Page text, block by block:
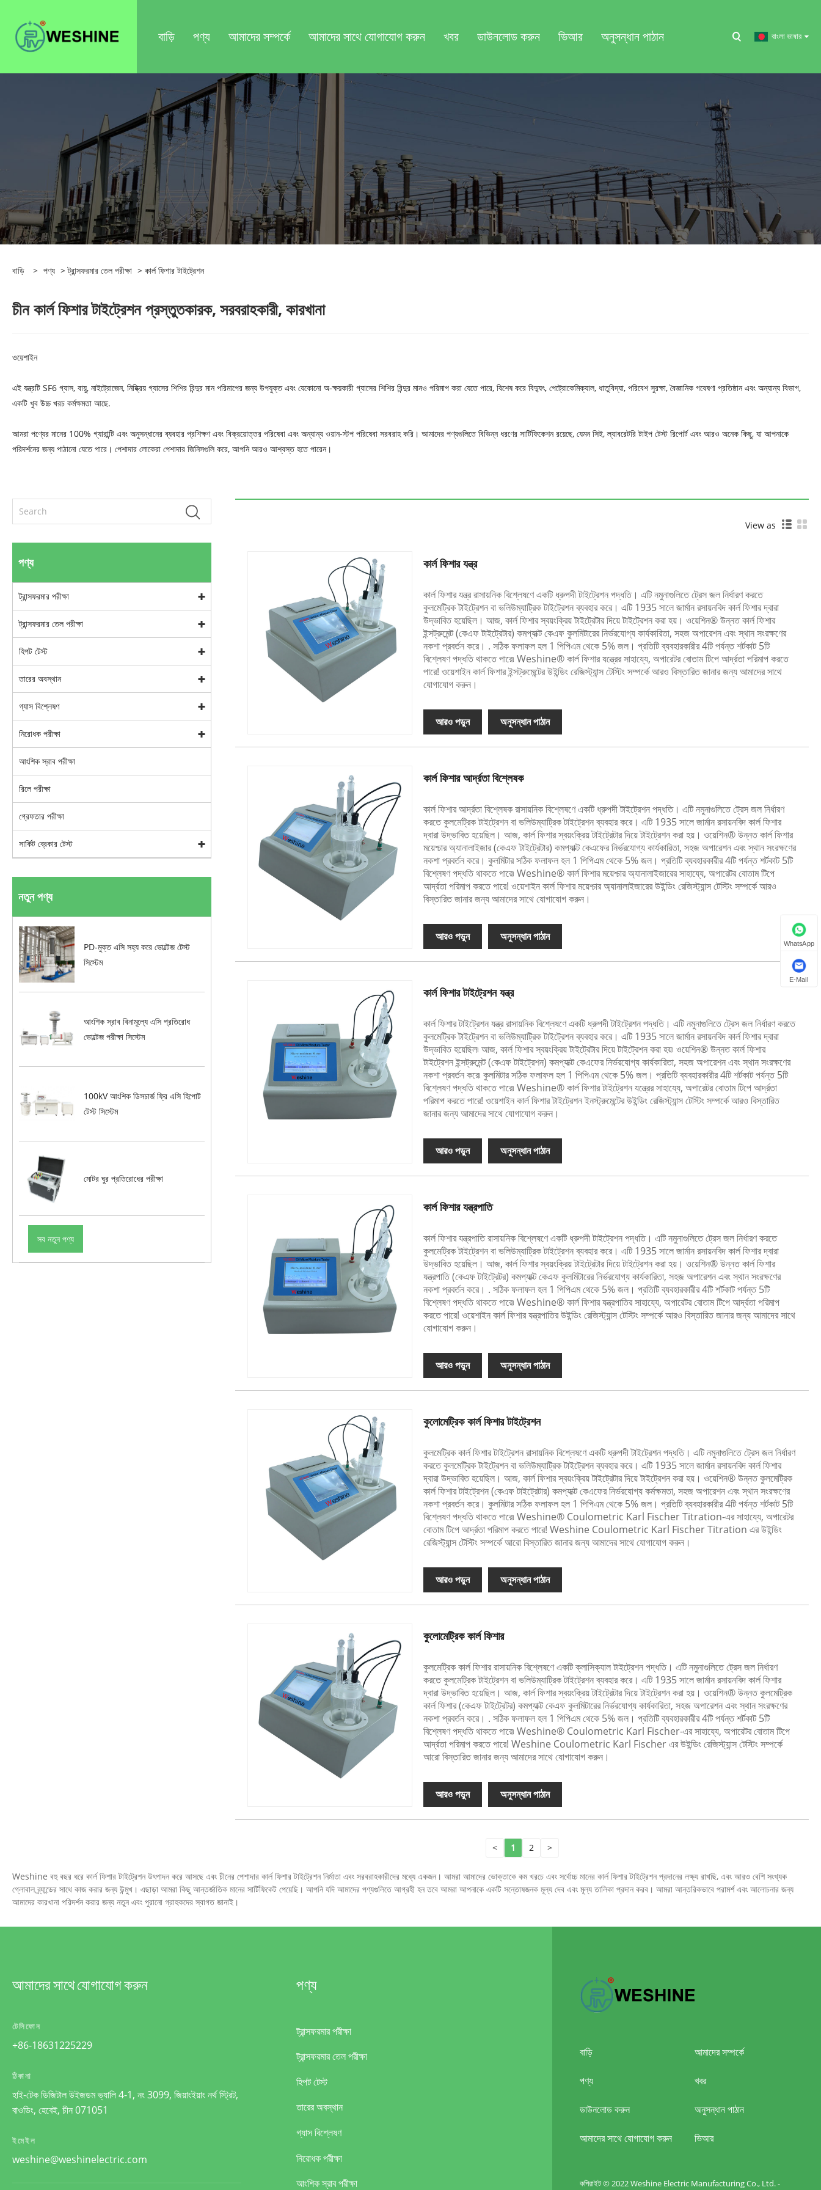
বাড়ি পণ্য আমাদের সম্পর্কে আমাদের সাথে যোগাযোগ করুন খবর ডাউনলোড করুন ভিআর অনুসন্ধান পাঠান বাংলা ভাষার
বাড়ি > পণ্য >ট্রান্সফরমার তেল পরীক্ষা > কার্ল ফিশার টাইট্রেশন
চীন কার্ল ফিশার টাইট্রেশন প্রস্তুতকারক, সরবরাহকারী, কারখানা
ওয়েশাইন
এই যন্ত্রটি SF6 গ্যাস, বায়ু, নাইট্রোজেন, নিষ্ক্রিয় গ্যাসের শিশির বিন্দুর মান পরিমাপের জন্য উপযুক্ত এবং যেকোনো অ-ক্ষয়কারী গ্যাসের শিশির বিন্দুর মানও পরিমাপ করা যেতে পারে, বিশেষ করে বিদ্যুৎ, পেট্রোকেমিক্যাল, ধাতুবিদ্যা, পরিবেশ সুরক্ষা, বৈজ্ঞানিক গবেষণা প্রতিষ্ঠান এবং অন্যান্য বিভাগ,
একটি খুব উচ্চ খরচ কর্মক্ষমতা আছে.
আমরা পণ্যের মানের 100% গ্যারান্টি এবং অনুসন্ধানের ব্যবহার প্রশিক্ষণ এবং বিক্রয়োত্তর পরিষেবা এবং অন্যান্য ওয়ান-স্টপ পরিষেবা সরবরাহ করি। আমাদের পণ্যগুলিতে বিভিন্ন ধরণের সার্টিফিকেশন রয়েছে, যেমন সিই, ল্যাবরেটরি টাইপ টেস্ট রিপোর্ট এবং আরও অনেক কিছু, যা আপনাকে
পরিদর্শনের জন্য পাঠানো যেতে পারে। পেশাদার লোকেরা পেশাদার জিনিসগুলি করে, আপনি আরও আশ্বস্ত হতে পারেন।
পণ্য
ট্রান্সফরমার পরীক্ষা
ট্রান্সফরমার তেল পরীক্ষা
হিপট টেস্ট
তারের অবস্থান
গ্যাস বিশ্লেষণ
নিরোধক পরীক্ষা
আংশিক স্রাব পরীক্ষা
রিলে পরীক্ষা
গ্রেফতার পরীক্ষা
সার্কিট ব্রেকার টেস্ট
নতুন পণ্য
PD-মুক্ত এসি সহ্য করে ভোল্টেজ টেস্ট
সিস্টেম
আংশিক স্রাব বিনামূল্যে এসি প্রতিরোধ
ভোল্টেজ পরীক্ষা সিস্টেম
100kV আংশিক ডিসচার্জ ফ্রি এসি হিপোট
টেস্ট সিস্টেম
মোটর ঘুর প্রতিরোধের পরীক্ষা
সব নতুন পণ্য
View as
কার্ল ফিশার যন্ত্র
কার্ল ফিশার যন্ত্র রাসায়নিক বিশ্লেষণে একটি ধ্রুপদী টাইট্রেশন পদ্ধতি। এটি নমুনাগুলিতে ট্রেস জল নির্ধারণ করতে
কুলমেট্রিক টাইট্রেশন বা ভলিউম্যাট্রিক টাইট্রেশন ব্যবহার করে। এটি 1935 সালে জার্মান রসায়নবিদ কার্ল ফিশার দ্বারা
উদ্ভাবিত হয়েছিল। আজ, কার্ল ফিশার স্বয়ংক্রিয় টাইট্রেটার দিয়ে টাইট্রেশন করা হয়। ওয়েশিন® উন্নত কার্ল ফিশার
ইন্সট্রুমেন্ট (কেএফ টাইট্রেটার) কমপ্যাক্ট কেএফ কুলমিটারের নির্ভরযোগ্য কার্যকারিতা, সহজ অপারেশন এবং স্থান সংরক্ষণের
নকশা প্রবর্তন করে। . সঠিক ফলাফল হল 1 পিপিএম থেকে 5% জল। প্রতিটি ব্যবহারকারীর 4টি পর্যন্ত শর্টকাট 5টি
বিশ্লেষণ পদ্ধতি থাকতে পারে৷ Weshine® কার্ল ফিশার যন্ত্রের সাহায্যে, অপারেটর বোতাম টিপে আর্দ্রতা পরিমাপ করতে
পারে! ওয়েশাইন কার্ল ফিশার ইন্সট্রুমেন্টের উইন্ডিং রেজিস্ট্যান্স টেস্টিং সম্পর্কে আরও বিস্তারিত জানার জন্য আমাদের সাথে
যোগাযোগ করুন।
আরও পড়ুন অনুসন্ধান পাঠান
কার্ল ফিশার আর্দ্রতা বিশ্লেষক
কার্ল ফিশার আর্দ্রতা বিশ্লেষক রাসায়নিক বিশ্লেষণে একটি ধ্রুপদী টাইট্রেশন পদ্ধতি। এটি নমুনাগুলিতে ট্রেস জল নির্ধারণ
করতে কুলমেট্রিক টাইট্রেশন বা ভলিউম্যাট্রিক টাইট্রেশন ব্যবহার করে। এটি 1935 সালে জার্মান রসায়নবিদ কার্ল ফিশার
দ্বারা উদ্ভাবিত হয়েছিল। আজ, কার্ল ফিশার স্বয়ংক্রিয় টাইট্রেটার দিয়ে টাইট্রেশন করা হয়। ওয়েশিন® উন্নত কার্ল ফিশার
ময়েশ্চার অ্যানালাইজার (কেএফ টাইট্রেটার) কমপ্যাক্ট কেএফের নির্ভরযোগ্য কার্যকারিতা, সহজ অপারেশন এবং স্থান সংরক্ষণের
নকশা প্রবর্তন করে। কুলমিটার সঠিক ফলাফল হল 1 পিপিএম থেকে 5% জল। প্রতিটি ব্যবহারকারীর 4টি পর্যন্ত শর্টকাট 5টি
বিশ্লেষণ পদ্ধতি থাকতে পারে৷ Weshine® কার্ল ফিশার ময়েশ্চার অ্যানালাইজারের সাহায্যে, অপারেটর বোতাম টিপে
আর্দ্রতা পরিমাপ করতে পারে! ওয়েশাইন কার্ল ফিশার ময়েশ্চার অ্যানালাইজারের উইন্ডিং রেজিস্ট্যান্স টেস্টিং সম্পর্কে আরও
বিস্তারিত জানার জন্য আমাদের সাথে যোগাযোগ করুন।
আরও পড়ুন অনুসন্ধান পাঠান
কার্ল ফিশার টাইট্রেশন যন্ত্র
কার্ল ফিশার টাইট্রেশন যন্ত্র রাসায়নিক বিশ্লেষণে একটি ধ্রুপদী টাইট্রেশন পদ্ধতি। এটি নমুনাগুলিতে ট্রেস জল নির্ধারণ করতে
কুলমেট্রিক টাইট্রেশন বা ভলিউম্যাট্রিক টাইট্রেশন ব্যবহার করে। এটি 1935 সালে জার্মান রসায়নবিদ কার্ল ফিশার দ্বারা
উদ্ভাবিত হয়েছিল৷ আজ, কার্ল ফিশার স্বয়ংক্রিয় টাইট্রেটার দিয়ে টাইট্রেশন করা হয়৷ ওয়েশিন® উন্নত কার্ল ফিশার
টাইট্রেশন ইন্সট্রুমেন্ট (কেএফ টাইট্রেশন) কমপ্যাক্ট কেএফের নির্ভরযোগ্য কার্যকারিতা, সহজ অপারেশন এবং স্থান সংরক্ষণের
নকশা প্রবর্তন করে৷ কুলমিটার সঠিক ফলাফল হল 1 পিপিএম থেকে 5% জল। প্রতিটি ব্যবহারকারীর 4টি শর্টকাট পর্যন্ত 5টি
বিশ্লেষণ পদ্ধতি থাকতে পারে৷ Weshine® কার্ল ফিশার টাইট্রেশন যন্ত্রের সাহায্যে, অপারেটর বোতাম টিপে আর্দ্রতা
পরিমাপ করতে পারে! ওয়েশাইন কার্ল ফিশার টাইট্রেশন ইনস্ট্রুমেন্টের উইন্ডিং রেজিস্ট্যান্স টেস্টিং সম্পর্কে আরও বিস্তারিত
জানার জন্য আমাদের সাথে যোগাযোগ করুন।
আরও পড়ুন অনুসন্ধান পাঠান
কার্ল ফিশার যন্ত্রপাতি
কার্ল ফিশার যন্ত্রপাতি রাসায়নিক বিশ্লেষণে একটি ধ্রুপদী টাইট্রেশন পদ্ধতি। এটি নমুনাগুলিতে ট্রেস জল নির্ধারণ করতে
কুলমেট্রিক টাইট্রেশন বা ভলিউম্যাট্রিক টাইট্রেশন ব্যবহার করে। এটি 1935 সালে জার্মান রসায়নবিদ কার্ল ফিশার দ্বারা
উদ্ভাবিত হয়েছিল। আজ, কার্ল ফিশার স্বয়ংক্রিয় টাইট্রেটার দিয়ে টাইট্রেশন করা হয়। ওয়েশিন® উন্নত কার্ল ফিশার
যন্ত্রপাতি (কেএফ টাইট্রেটর) কমপ্যাক্ট কেএফ কুলমিটারের নির্ভরযোগ্য কার্যকারিতা, সহজ অপারেশন এবং স্থান সংরক্ষণের
নকশা প্রবর্তন করে। . সঠিক ফলাফল হল 1 পিপিএম থেকে 5% জল। প্রতিটি ব্যবহারকারীর 4টি শর্টকাট পর্যন্ত 5টি
বিশ্লেষণ পদ্ধতি থাকতে পারে৷ Weshine® কার্ল ফিশার যন্ত্রপাতির সাহায্যে, অপারেটর বোতাম টিপে আর্দ্রতা পরিমাপ
করতে পারে! ওয়েশাইন কার্ল ফিশার যন্ত্রপাতির উইন্ডিং রেজিস্ট্যান্স টেস্টিং সম্পর্কে আরও বিস্তারিত জানার জন্য আমাদের সাথে
যোগাযোগ করুন।
আরও পড়ুন অনুসন্ধান পাঠান
কুলোমেট্রিক কার্ল ফিশার টাইট্রেশন
কুলমেট্রিক কার্ল ফিশার টাইট্রেশন রাসায়নিক বিশ্লেষণে একটি ধ্রুপদী টাইট্রেশন পদ্ধতি। এটি নমুনাগুলিতে ট্রেস জল নির্ধারণ
করতে কুলমেট্রিক টাইট্রেশন বা ভলিউম্যাট্রিক টাইট্রেশন ব্যবহার করে। এটি 1935 সালে জার্মান রসায়নবিদ কার্ল ফিশার
দ্বারা উদ্ভাবিত হয়েছিল। আজ, কার্ল ফিশার স্বয়ংক্রিয় টাইট্রেটার দিয়ে টাইট্রেশন করা হয়। ওয়েশিন® উন্নত কুলমেট্রিক
কার্ল ফিশার টাইট্রেশন (কেএফ টাইট্রেটার) কমপ্যাক্ট কেএফের নির্ভরযোগ্য কর্মক্ষমতা, সহজ অপারেশন এবং স্থান সংরক্ষণের
নকশা প্রবর্তন করে। কুলমিটার সঠিক ফলাফল হল 1 পিপিএম থেকে 5% জল। প্রতিটি ব্যবহারকারীর 4টি পর্যন্ত শর্টকাট 5টি
বিশ্লেষণ পদ্ধতি থাকতে পারে৷ Weshine® Coulometric Karl Fischer Titration-এর সাহায্যে, অপারেটর
বোতাম টিপে আর্দ্রতা পরিমাপ করতে পারে! Weshine Coulometric Karl Fischer Titration এর উইন্ডিং
রেজিস্ট্যান্স টেস্টিং সম্পর্কে আরো বিস্তারিত জানার জন্য আমাদের সাথে যোগাযোগ করুন।
আরও পড়ুন অনুসন্ধান পাঠান
কুলোমেট্রিক কার্ল ফিশার
কুলমেট্রিক কার্ল ফিশার রাসায়নিক বিশ্লেষণে একটি ক্লাসিক্যাল টাইট্রেশন পদ্ধতি। এটি নমুনাগুলিতে ট্রেস জল নির্ধারণ
করতে কুলমেট্রিক টাইট্রেশন বা ভলিউম্যাট্রিক টাইট্রেশন ব্যবহার করে। এটি 1935 সালে জার্মান রসায়নবিদ কার্ল ফিশার
দ্বারা উদ্ভাবিত হয়েছিল। আজ, কার্ল ফিশার স্বয়ংক্রিয় টাইট্রেটার দিয়ে টাইট্রেশন করা হয়। ওয়েশিন® উন্নত কুলমেট্রিক
কার্ল ফিশার (কেএফ টাইট্রেটর) কমপ্যাক্ট কেএফ কুলমিটারের নির্ভরযোগ্য কার্যকারিতা, সহজ অপারেশন এবং স্থান সংরক্ষণের
নকশা প্রবর্তন করে। . সঠিক ফলাফল হল 1 পিপিএম থেকে 5% জল। প্রতিটি ব্যবহারকারীর 4টি পর্যন্ত শর্টকাট 5টি
বিশ্লেষণ পদ্ধতি থাকতে পারে৷ Weshine® Coulometric Karl Fischer-এর সাহায্যে, অপারেটর বোতাম টিপে
আর্দ্রতা পরিমাপ করতে পারে! Weshine Coulometric Karl Fischer এর উইন্ডিং রেজিস্ট্যান্স টেস্টিং সম্পর্কে
আরো বিস্তারিত জানার জন্য আমাদের সাথে যোগাযোগ করুন।
আরও পড়ুন অনুসন্ধান পাঠান
< 1 2 >
Weshine বহু বছর ধরে কার্ল ফিশার টাইট্রেশন উৎপাদন করে আসছে এবং চীনের পেশাদার কার্ল ফিশার টাইট্রেশন নির্মাতা এবং সরবরাহকারীদের মধ্যে একজন। আমরা আমাদের ভোক্তাকে কম খরচে এবং সর্বোচ্চ মানের কার্ল ফিশার টাইট্রেশন প্রদানের লক্ষ্য রাখছি, এবং আরও বেশি সংখ্যক
গ্লোবাল ব্র্যান্ডের সাথে কাজ করার জন্য উন্মুখ। এছাড়া আমরা কিছু আন্তর্জাতিক মানের সার্টিফিকেট পেয়েছি। আপনি যদি আমাদের পণ্যগুলিতে আগ্রহী হন তবে আমরা আপনাকে একটি সন্তোষজনক মূল্য দেব এবং মূল্য তালিকা প্রদান করব। আমরা আন্তরিকভাবে পরামর্শ এবং আলোচনার জন্য
আমাদের কারখানা পরিদর্শন করার জন্য নতুন এবং পুরানো গ্রাহকদের স্বাগত জানাই।
আমাদের সাথে যোগাযোগ করুন
টেলিফোন
+86-18631225229
ঠিকানা
হাই-টেক ডিজিটাল উইজডম ভ্যালি 4-1, নং 3099, জিয়াংইয়াং নর্থ স্ট্রিট,
বাওডিং, হেবেই, চীন 071051
ইমেইল
weshine@weshinelectric.com
পণ্য
ট্রান্সফরমার পরীক্ষা
ট্রান্সফরমার তেল পরীক্ষা
হিপট টেস্ট
তারের অবস্থান
গ্যাস বিশ্লেষণ
নিরোধক পরীক্ষা
আংশিক স্রাব পরীক্ষা
বাড়ি আমাদের সম্পর্কে
পণ্য খবর
ডাউনলোড করুন অনুসন্ধান পাঠান
আমাদের সাথে যোগাযোগ করুন ভিআর
কপিরাইট © 2022 Weshine Electric Manufacturing Co., Ltd. -
WhatsApp
E-Mail